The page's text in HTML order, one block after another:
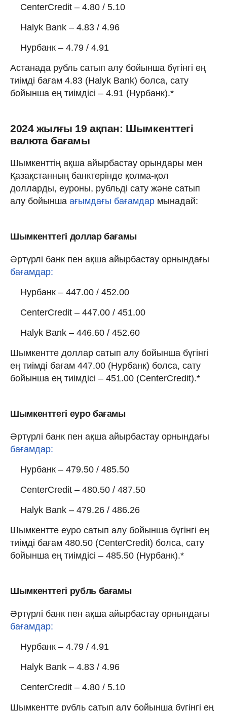
CenterCredit – 4.80 / 5.10
Halyk Bank – 4.83 / 4.96
Нурбанк – 4.79 / 4.91
Астанада рубль сатып алу бойынша бүгінгі ең
тиімді бағам 4.83 (Halyk Bank) болса, сату
бойынша ең тиімдісі – 4.91 (Нурбанк).*
2024 жылғы 19 ақпан: Шымкенттегі
валюта бағамы
Шымкенттің ақша айырбастау орындары мен
Қазақстанның банктерінде қолма-қол
долларды, еуроны, рубльді сату және сатып
алу бойынша ағымдағы бағамдар мынадай:
Шымкенттегі доллар бағамы
Әртүрлі банк пен ақша айырбастау орнындағы
бағамдар:
Нурбанк – 447.00 / 452.00
CenterCredit – 447.00 / 451.00
Halyk Bank – 446.60 / 452.60
Шымкентте доллар сатып алу бойынша бүгінгі
ең тиімді бағам 447.00 (Нурбанк) болса, сату
бойынша ең тиімдісі – 451.00 (CenterCredit).*
Шымкенттегі еуро бағамы
Әртүрлі банк пен ақша айырбастау орнындағы
бағамдар:
Нурбанк – 479.50 / 485.50
CenterCredit – 480.50 / 487.50
Halyk Bank – 479.26 / 486.26
Шымкентте еуро сатып алу бойынша бүгінгі ең
тиімді бағам 480.50 (CenterCredit) болса, сату
бойынша ең тиімдісі – 485.50 (Нурбанк).*
Шымкенттегі рубль бағамы
Әртүрлі банк пен ақша айырбастау орнындағы
бағамдар:
Нурбанк – 4.79 / 4.91
Halyk Bank – 4.83 / 4.96
CenterCredit – 4.80 / 5.10
Шымкентте рубль сатып алу бойынша бүгінгі ең